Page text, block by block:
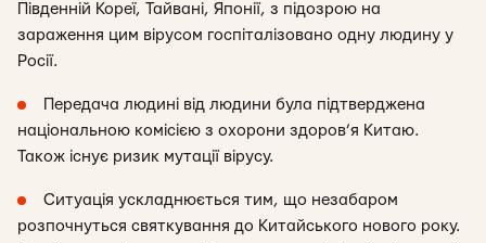
Південній Кореї, Тайвані, Японії, з підозрою на
зараження цим вірусом госпіталізовано одну людину у
Росії.
Передача людині від людини була підтверджена
національною комісією з охорони здоров’я Китаю.
Також існує ризик мутації вірусу.
Ситуація ускладнюється тим, що незабаром
розпочнуться святкування до Китайського нового року.